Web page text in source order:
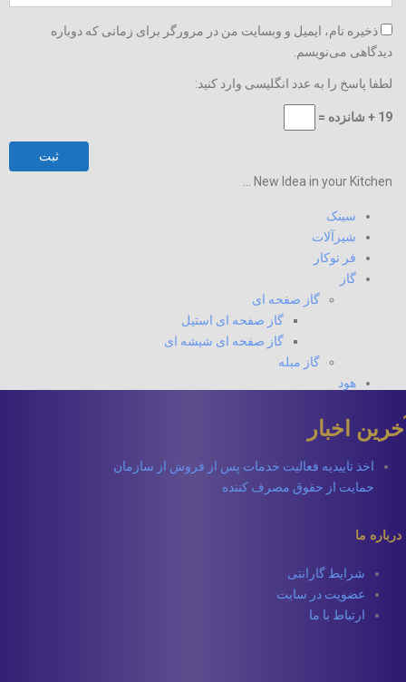
ذخیره نام، ایمیل و وبسایت من در مرورگر برای زمانی که دوباره
دیدگاهی می‌نویسم.
لطفا پاسخ را به عدد انگلیسی وارد کنید:
19 + شانزده =
New Idea in your Kitchen ...
سینک
شیرآلات
فر توکار
گاز
گاز صفحه ای
گاز صفحه ای استیل
گاز صفحه ای شیشه ای
گاز مبله
هود
اخبار
اخذ تاییدیه فعالیت خدمات پس از فروش از سازمان
حمایت از حقوق مصرف کننده
درباره ما
شرایط گارانتی
عضویت در سایت
ارتباط با ما